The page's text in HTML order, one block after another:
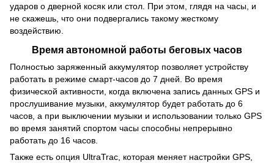
ударов о дверной косяк или стол. При этом, глядя на часы, и
не скажешь, что они подвергались такому жесткому
воздействию.
Время автономной работы беговых часов
Полностью заряженный аккумулятор позволяет устройству
работать в режиме смарт-часов до 7 дней. Во время
физической активности, когда включена запись данных GPS и
прослушивание музыки, аккумулятор будет работать до 6
часов, а при выключении музыки и использовании только GPS
во время занятий спортом часы способны непрерывно
работать до 16 часов.
Также есть опция UltraTrac, которая меняет настройки GPS,